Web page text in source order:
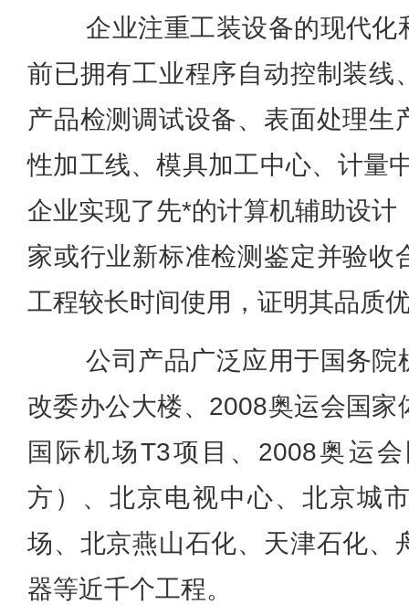
企业注重工装设备的现代化
前已拥有工业程序自动控制装线
产品检测调试设备、表面处理生
性加工线、模具加工中心、计量
企业实现了先*的计算机辅助设计
家或行业新标准检测鉴定并验收
工程较长时间使用，证明其品质
公司产品广泛应用于国务院
改委办公大楼、2008奥运会国家
国际机场T3项目、2008奥运
方）、北京电视中心、北京城
场、北京燕山石化、天津石化、
器等近千个工程。